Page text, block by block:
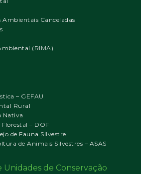
Ambientais Canceladas
(RIMA)
– GEFAU
Rural
Nativa
– DOF
de Fauna Silvestre
de Animais Silvestres – ASAS
Unidades de Conservação